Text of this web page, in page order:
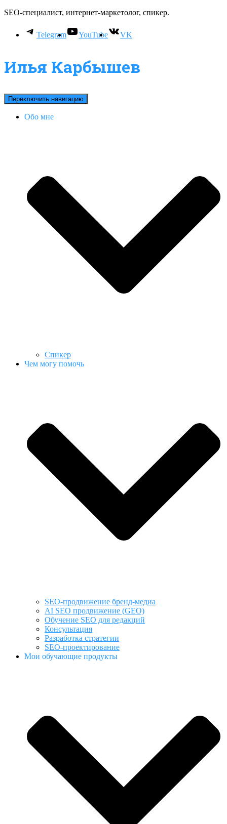
SEO-специалист, интернет-маркетолог, спикер.
Telegram YouTube VK
Илья Карбышев
Переключить навигацию
Обо мне
Спикер
Чем могу помочь
SEO-продвижение бренд-медиа
AI SEO продвижение (GEO)
Обучение SEO для редакций
Консультация
Разработка стратегии
SEO-проектирование
Мои обучающие продукты